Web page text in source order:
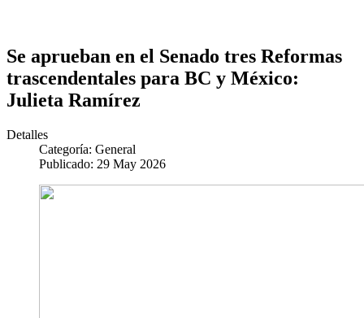
Se aprueban en el Senado tres Reformas
trascendentales para BC y México:
Julieta Ramírez
Detalles
Categoría: General
Publicado: 29 May 2026